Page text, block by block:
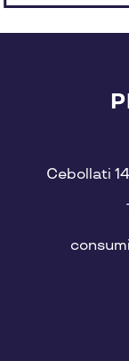
Cebollati